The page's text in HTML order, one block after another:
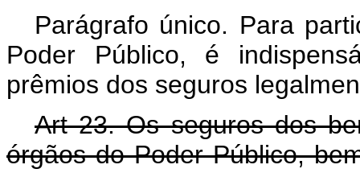
Parágrafo único. Para
Poder Público, é
prêmios dos seguros
Art 23. Os seguros dos
órgãos do Poder Público,